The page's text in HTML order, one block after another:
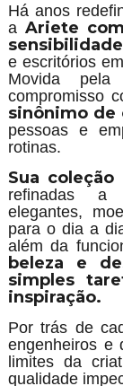
Há anos
a Ariete
e escritórios
Movida
compromisso
sinônimo de
pessoas e
rotinas.
Sua coleção
refinadas a
elegantes,
para o dia a
além da
beleza e
simples
inspiração.
Por trás de
engenheiros e
limites da
qualidade